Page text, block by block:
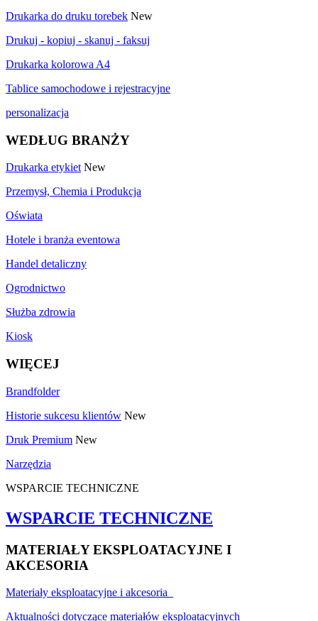
Drukarka do druku torebek New
Drukuj - kopiuj - skanuj - faksuj
Drukarka kolorowa A4
Tablice samochodowe i rejestracyjne
personalizacja
WEDŁUG BRANŻY
Drukarka etykiet New
Przemysł, Chemia i Produkcja
Oświata
Hotele i branża eventowa
Handel detaliczny
Ogrodnictwo
Służba zdrowia
Kiosk
WIĘCEJ
Brandfolder
Historie sukcesu klientów New
Druk Premium New
Narzędzia
WSPARCIE TECHNICZNE
WSPARCIE TECHNICZNE
MATERIAŁY EKSPLOATACYJNE I
AKCESORIA
Materiały eksploatacyjne i akcesoria
Aktualności dotyczące materiałów eksploatacyjnych